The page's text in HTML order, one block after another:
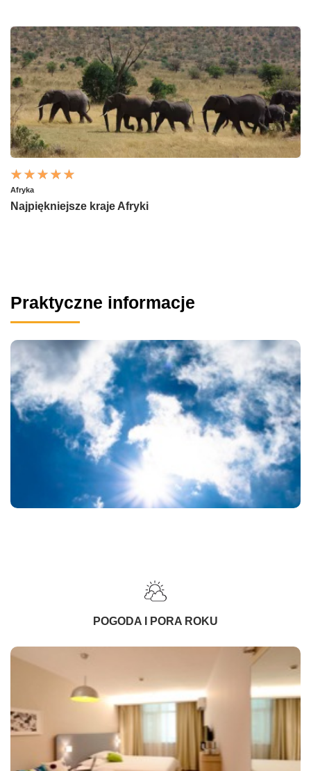
Afryka
Najpiękniejsze kraje Afryki
Praktyczne informacje
POGODA I PORA ROKU